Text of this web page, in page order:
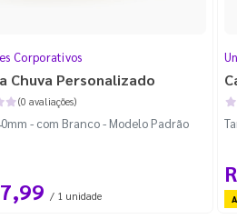
Corporativos
Chuva Personalizado
(0 avaliações)
- com Branco - Modelo Padrão
/ 1 unidade